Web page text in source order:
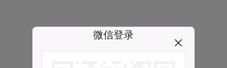
微信登录